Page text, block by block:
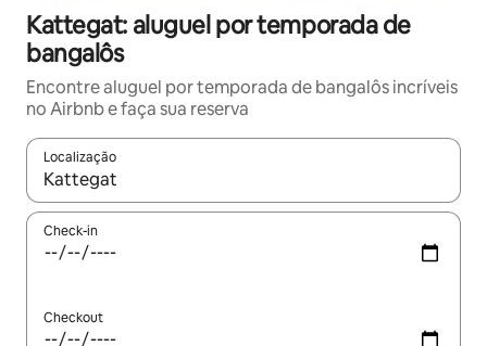
Kattegat: aluguel por temporada de
bangalôs
Encontre aluguel por temporada de bangalôs incríveis
no Airbnb e faça sua reserva
Localização
Quando os resultados estiverem disponíveis, explore-os
Check-in
Checkout